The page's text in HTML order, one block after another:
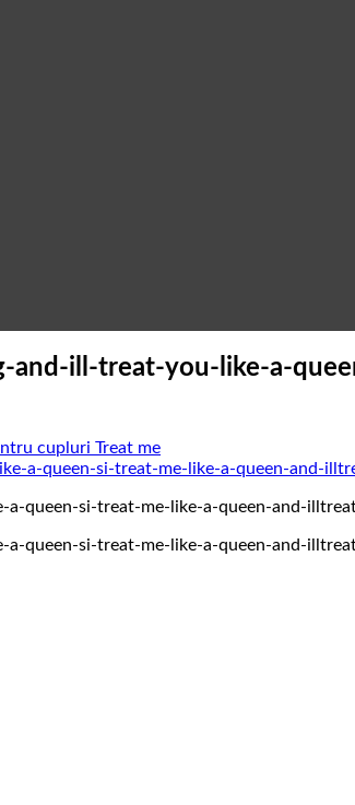
ill-treat-you-like-a-
cupluri Treat me
queen-si-treat-me-like-a-queen-and-
queen-si-treat-me-like-a-queen-and-